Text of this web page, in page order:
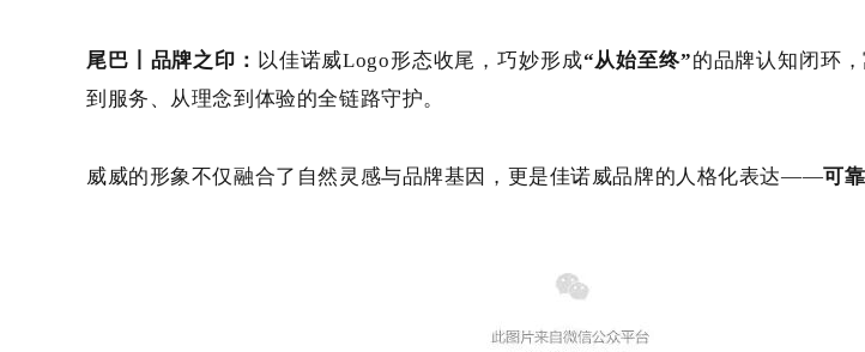
尾巴 品牌之印： 以佳诺威Logo形态收尾，巧妙形成“从始至终”的品牌认知闭环
到服务、从理念到体验的全链路守护。
威威的形象不仅融合了自然灵感与品牌基因，更是佳诺威品牌的人格化表达——可